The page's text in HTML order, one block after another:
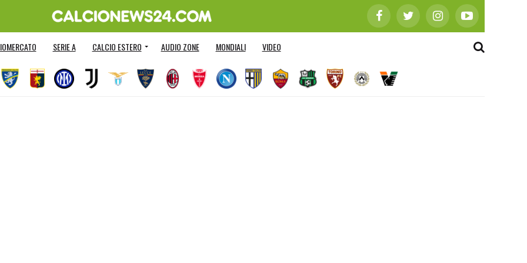
SERIE A CALCIO ESTERO AUDIO ZONE MONDIALI VIDEO